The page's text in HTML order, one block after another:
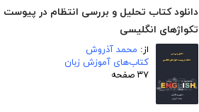
دانلود کتاب تحلیل و بررسی انتظام در پیوست
تکواژهای انگلیسی
از: محمد آذروش
کتاب‌های آموزش زبان
۳۷ صفحه